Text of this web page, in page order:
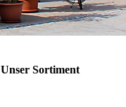
Unser Sortiment